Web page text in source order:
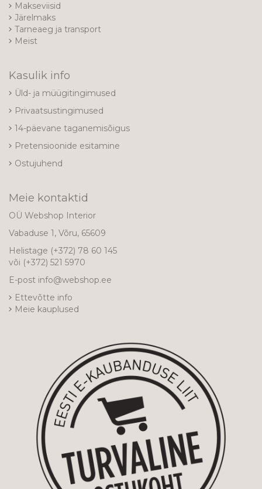
Makseviisid
Järelmaks
Tarneaeg ja transport
Meist
Kasulik info
Üld- ja müügitingimused
Privaatsustingimused
14-päevane taganemisõigus
Pretensioonide esitamine
Ostujuhend
Meie kontaktid
OÜ Webshop Interior
Vabaduse 1, Võru, 65609
Helistage (+372) 78 60 145
või (+372) 521 5970
E-post info@webshop.ee
Ettevõtte info
Meie kauplused